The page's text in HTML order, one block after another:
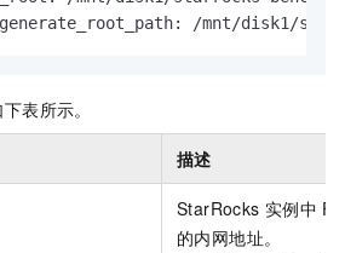
/mnt/disk1/
表所示。
描述
StarRocks 实例中 FE
的内网地址。